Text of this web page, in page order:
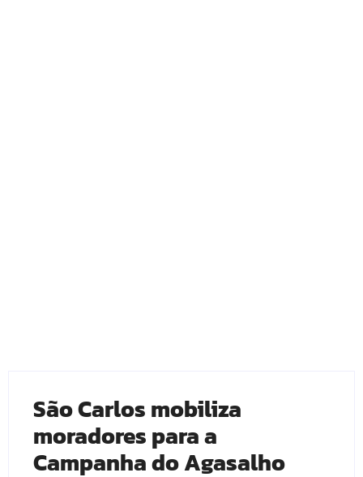
São Carlos mobiliza
moradores para a
Campanha do Agasalho